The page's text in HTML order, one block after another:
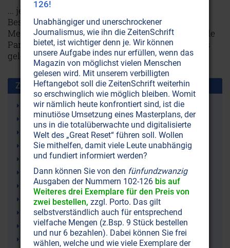
... jene uralte, geheime Lehre über die wirkliche
Beschaffenheit von Himmel und Erde, Gott und
Mensch. 1851 wurde mit einer ‚Begegnung im Hyde
Park‘ der Same für das Zeitalter des Wassermanns
gelegt.
NICHT ONLINE VERFÜGBAR AUSGABE BESTELLEN
Zusammen benutzt mit:
Theosophie
Mahatmas
Theosophische Gesellschaft
Adepten
HPB
Theosophen
Spiritualität
Religion
Okkultismus
New Age
Neues Zeitalter
126!
Unabhängiger und unerschrockener
Journalismus, wie ihn die ZeitenSchrift
bietet, ist wichtiger denn je. Wir können
unsere Aufgabe indes nur erfüllen, wenn das
Magazin von möglichst vielen Menschen
gelesen wird. Mit unserem verbilligten
Heftangebot soll die ZeitenSchrift weiterhin
so erschwinglich wie möglich bleiben. Womit
wir nämlich heute konfrontiert sind, ist die
minutiöse Umsetzung eines Masterplans, der
uns in die totalüberwachte und digitalisierte
Welt des „Great Reset“ führen soll. Wollen
Sie mithelfen, damit viele Leute unabhängig
und fundiert informiert werden?
Dann können Sie von den fünfundzwanzig
Ausgaben der Nummern 102-126 bis auf
Weiteres drei Exemplare für den Preis von
zwei bestellen, zzgl. Porto. Das gilt
selbstverständlich auch für entsprechend
vielfache Mengen (z.Bsp. 9 Stück bestellen
und nur 6 bezahlen). Dabei können Sie frei
wählen, welche und wie viele Exemplare der